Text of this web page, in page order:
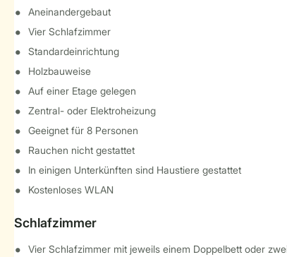
Aneinandergebaut
Vier Schlafzimmer
Standardeinrichtung
Holzbauweise
Auf einer Etage gelegen
Zentral- oder Elektroheizung
Geeignet für 8 Personen
Rauchen nicht gestattet
In einigen Unterkünften sind Haustiere gestattet
Kostenloses WLAN
Schlafzimmer
Vier Schlafzimmer mit jeweils einem Doppelbett oder